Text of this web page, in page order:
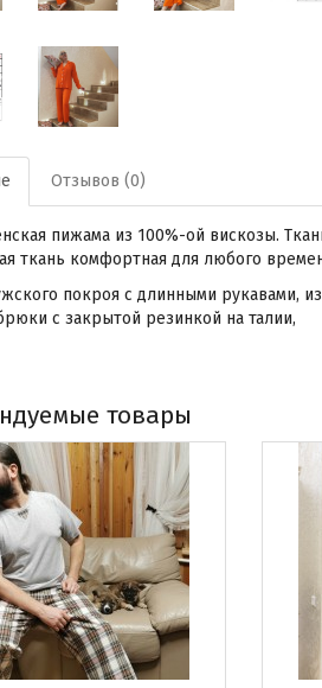
Отзывов (0)
пижама из 100%-ой вискозы.
ткань комфортная для любого
покроя с длинными рукавами,
с закрытой резинкой на талии,
товары